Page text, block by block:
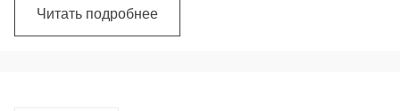
Читать подробнее